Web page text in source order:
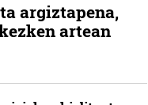
argiztapena,
artean